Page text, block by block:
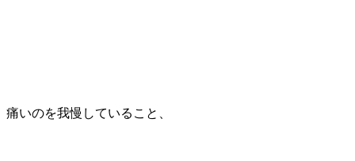
痛いのを我慢していること、